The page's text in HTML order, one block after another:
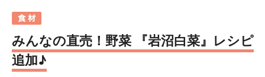
みんなの直売！野菜 『岩沼白菜』レシピ
追加♪